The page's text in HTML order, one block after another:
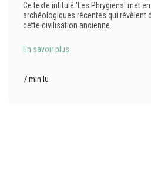
Ce texte intitulé 'Les Phrygiens' met
archéologiques récentes qui révèlent
cette civilisation ancienne.
En savoir plus
7 min lu